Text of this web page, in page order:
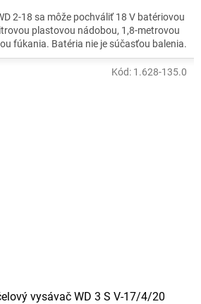
2-18 sa môže pochváliť 18 V batériovou
plastovou nádobou, 1,8-metrovou
fúkania. Batéria nie je súčasťou balenia.
vysávač WD 3 S V-17/4/20
Kód: 1.628-135.0